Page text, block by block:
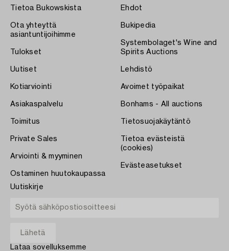
Tietoa Bukowskista
Ota yhteyttä
asiantuntijoihimme
Tulokset
Uutiset
Kotiarviointi
Asiakaspalvelu
Toimitus
Private Sales
Arviointi & myyminen
Ostaminen huutokaupassa
Ehdot
Bukipedia
Systembolaget's Wine and
Spirits Auctions
Lehdistö
Avoimet työpaikat
Bonhams - All auctions
Tietosuojakäytäntö
Tietoa evästeistä
(cookies)
Evästeasetukset
Uutiskirje
Lataa sovelluksemme